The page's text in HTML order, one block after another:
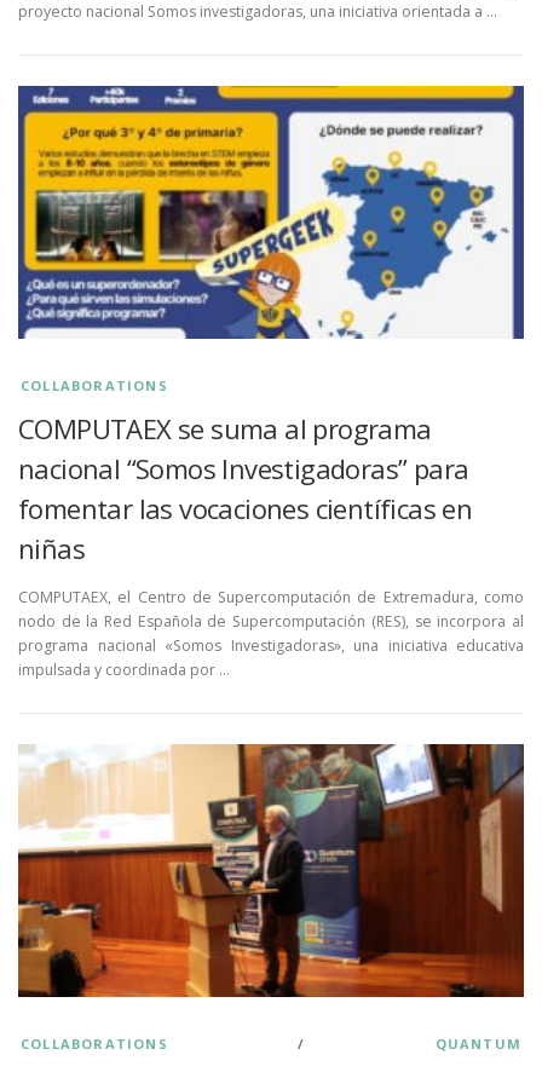
proyecto nacional Somos investigadoras, una iniciativa orientada a …
COLLABORATIONS
COMPUTAEX se suma al programa
nacional “Somos Investigadoras” para
fomentar las vocaciones científicas en
niñas
COMPUTAEX, el Centro de Supercomputación de Extremadura, como
nodo de la Red Española de Supercomputación (RES), se incorpora al
programa nacional «Somos Investigadoras», una iniciativa educativa
impulsada y coordinada por …
COLLABORATIONS / QUANTUM